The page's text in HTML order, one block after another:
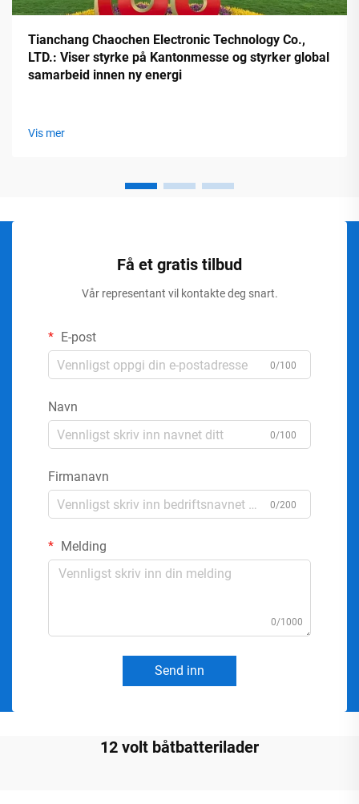
Tianchang Chaochen Electronic Technology Co.,
LTD.: Viser styrke på Kantonmesse og styrker global
samarbeid innen ny energi
Vis mer
Få et gratis tilbud
Vår representant vil kontakte deg snart.
E-post
0/100
Navn
0/100
Firmanavn
0/200
Melding
0/1000
Send inn
12 volt båtbatterilader